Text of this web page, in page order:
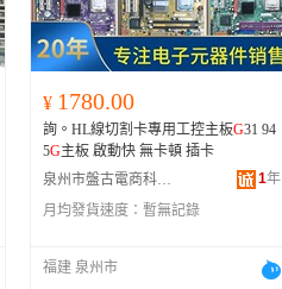
¥ 1780.00
詢。HL線切割卡專用工控主板G31 94
5G
主板 啟動快 無卡頓 插卡
泉州市盤古電商科技有限公司
1年
月均發貨速度： 暫無記錄
福建 泉州市